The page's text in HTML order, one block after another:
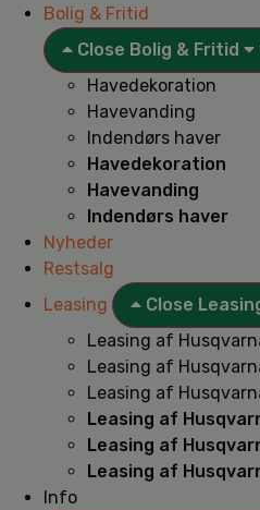
Bolig & Fritid
Close Bolig & Fritid
Havedekoration
Havevanding
Indendørs haver
Havedekoration
Havevanding
Indendørs haver
Nyheder
Restsalg
Leasing
Close
Leasing af
Leasing af
Leasing af
Leasing af
Leasing af
Leasing af
Info